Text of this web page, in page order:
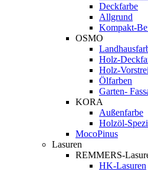
Deckfarbe
Allgrund
Kompakt-
OSMO
Holz-
Holz-
Ölfarben
Garten-
KORA
Außenfarbe
Holzöl-
MocoPinus
Lasuren
REMMERS-
HK-Lasuren